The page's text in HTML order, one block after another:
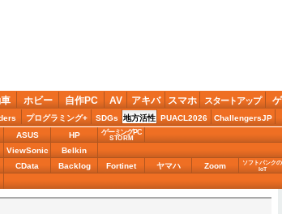
ホビー 自作PC AV アキバ スマホ スタートアップ
プログラミング+ SDGs 地方活性 PUACL2026 ChallengersJP
ASUS HP ゲーミングPC
STORM
ViewSonic Belkin
CData Backlog Fortinet ヤマハ Zoom
ソフトバンクの
IoT